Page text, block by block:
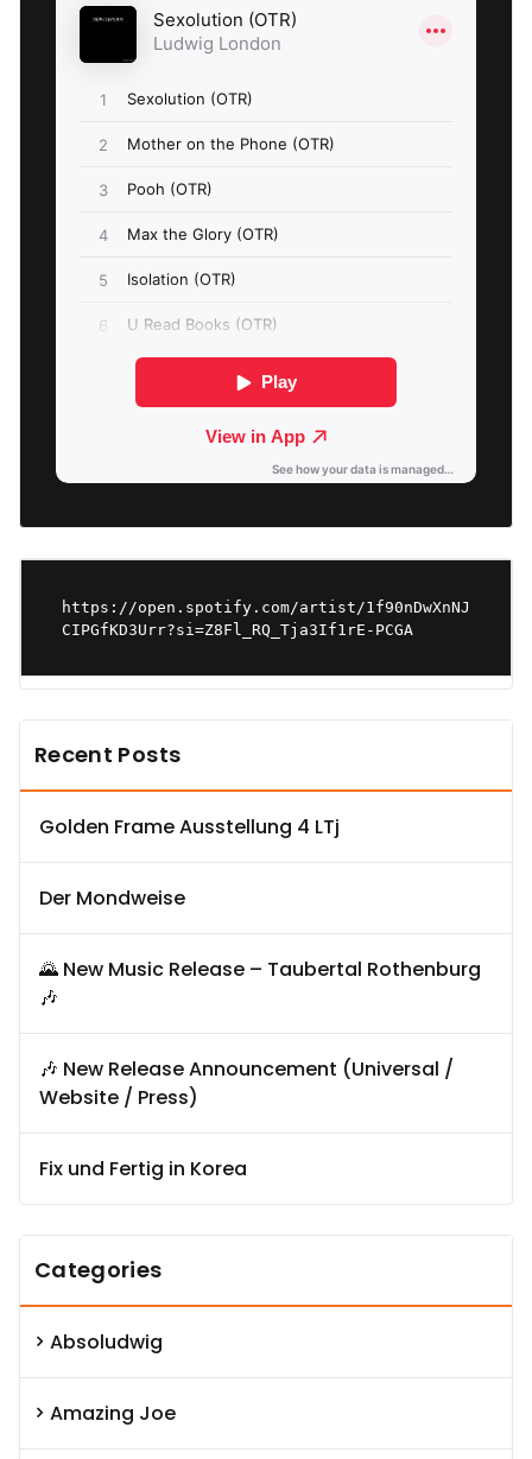
https://open.spotify.com/artist/1f90nDwXnNJ
CIPGfKD3Urr?si=Z8Fl_RQ_Tja3If1rE-PCGA
Recent Posts
Golden Frame Ausstellung 4 LTj
Der Mondweise
🌄 New Music Release – Taubertal Rothenburg
🎶
🎶 New Release Announcement (Universal /
Website / Press)
Fix und Fertig in Korea
Categories
Absoludwig
Amazing Joe